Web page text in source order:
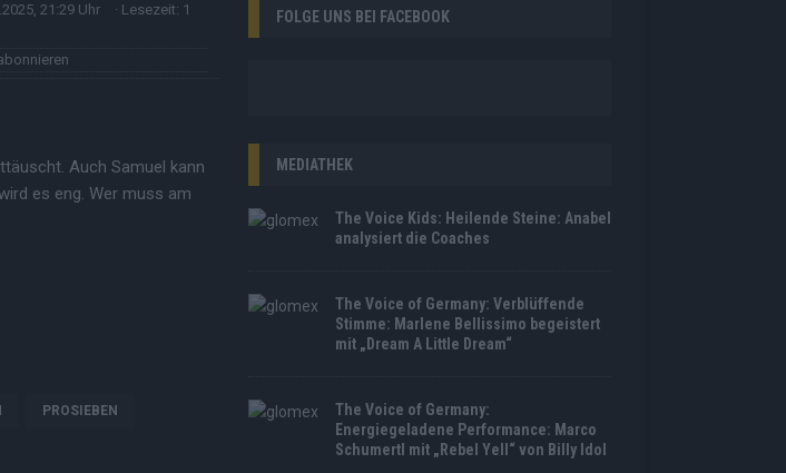
21:29 Uhr
· Lesezeit: 1
Auch Samuel kann
es eng. Wer muss am
PROSIEBEN
FOLGE UNS BEI FACEBOOK
MEDIATHEK
The Voice Kids: Heilende Steine: Anabel
analysiert die Coaches
The Voice of Germany: Verblüffende
Stimme: Marlene Bellissimo begeistert
mit „Dream A Little Dream“
The Voice of Germany:
Energiegeladene Performance: Marco
Schumertl mit „Rebel Yell“ von Billy Idol